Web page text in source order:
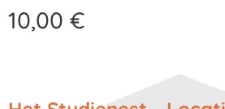
10,00 €